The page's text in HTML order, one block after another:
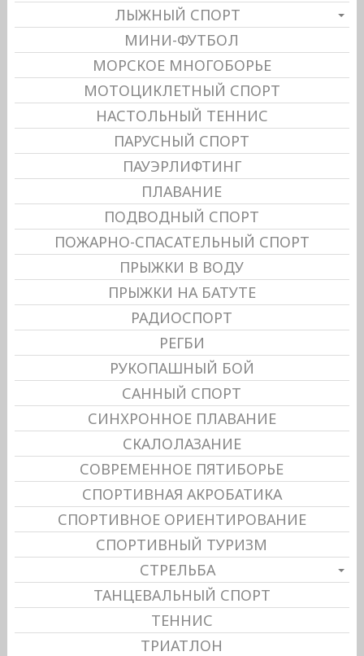
ЛЫЖНЫЙ СПОРТ
МИНИ-ФУТБОЛ
МОРСКОЕ МНОГОБОРЬЕ
МОТОЦИКЛЕТНЫЙ СПОРТ
НАСТОЛЬНЫЙ ТЕННИС
ПАРУСНЫЙ СПОРТ
ПАУЭРЛИФТИНГ
ПЛАВАНИЕ
ПОДВОДНЫЙ СПОРТ
ПОЖАРНО-СПАСАТЕЛЬНЫЙ СПОРТ
ПРЫЖКИ В ВОДУ
ПРЫЖКИ НА БАТУТЕ
РАДИОСПОРТ
РЕГБИ
РУКОПАШНЫЙ БОЙ
САННЫЙ СПОРТ
СИНХРОННОЕ ПЛАВАНИЕ
СКАЛОЛАЗАНИЕ
СОВРЕМЕННОЕ ПЯТИБОРЬЕ
СПОРТИВНАЯ АКРОБАТИКА
СПОРТИВНОЕ ОРИЕНТИРОВАНИЕ
СПОРТИВНЫЙ ТУРИЗМ
СТРЕЛЬБА
ТАНЦЕВАЛЬНЫЙ СПОРТ
ТЕННИС
ТРИАТЛОН